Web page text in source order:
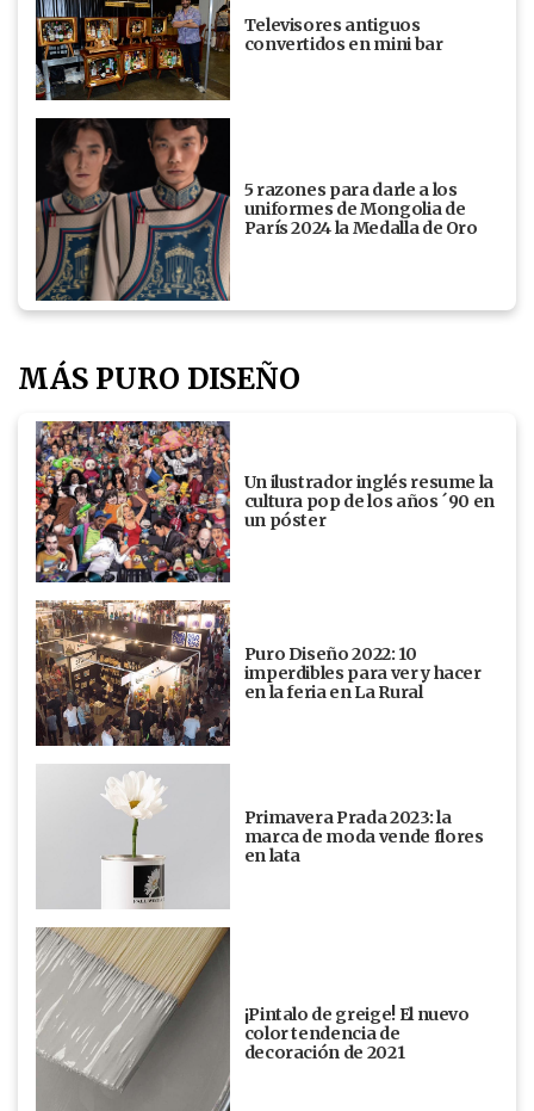
Televisores antiguos
convertidos en mini bar
5 razones para darle a los
uniformes de Mongolia de
París 2024 la Medalla de Oro
MÁS PURO DISEÑO
Un ilustrador inglés resume la
cultura pop de los años ´90 en
un póster
Puro Diseño 2022: 10
imperdibles para ver y hacer
en la feria en La Rural
Primavera Prada 2023: la
marca de moda vende flores
en lata
¡Pintalo de greige! El nuevo
color tendencia de
decoración de 2021